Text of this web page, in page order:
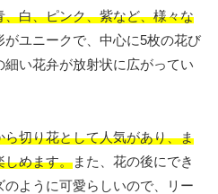
白、ピンク、紫など、様々な
がユニークで、中心に5枚の花び
い花弁が放射状に広がってい
切り花として人気があり、ま
しめます。また、花の後にでき
ように可愛らしいので、リー